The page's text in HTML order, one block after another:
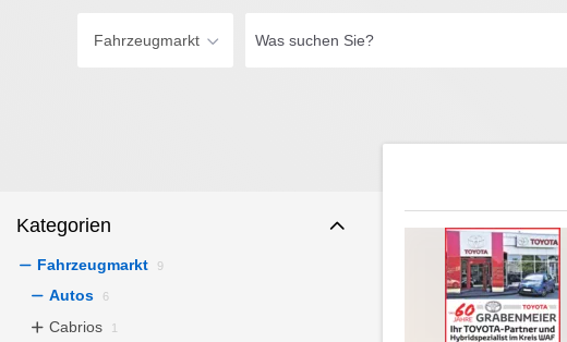
Fahrzeugmarkt
suchen
Kategorien
Fahrzeugmarkt 9
Autos 6
Cabrios 1